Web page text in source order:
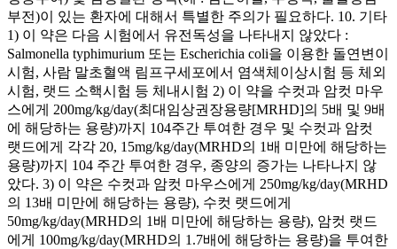
부전)이 있는 환자에 대해서 특별한 주의가 필요하다. 10. 기타
1) 이 약은 다음 시험에서 유전독성을 나타내지 않았다 :
Salmonella typhimurium 또는 Escherichia coli을 이용한 돌연변이
시험, 사람 말초혈액 림프구세포에서 염색체이상시험 등 체외
시험, 랫드 소핵시험 등 체내시험 2) 이 약을 수컷과 암컷 마우
스에게 200mg/kg/day(최대임상권장용량[MRHD]의 5배 및 9배
에 해당하는 용량)까지 104주간 투여한 경우 및 수컷과 암컷
랫드에게 각각 20, 15mg/kg/day(MRHD의 1배 미만에 해당하는
용량)까지 104 주간 투여한 경우, 종양의 증가는 나타나지 않
았다. 3) 이 약은 수컷과 암컷 마우스에게 250mg/kg/day(MRHD
의 13배 미만에 해당하는 용량), 수컷 랫드에게
50mg/kg/day(MRHD의 1배 미만에 해당하는 용량), 암컷 랫드
에게 100mg/kg/day(MRHD의 1.7배에 해당하는 용량)을 투여한